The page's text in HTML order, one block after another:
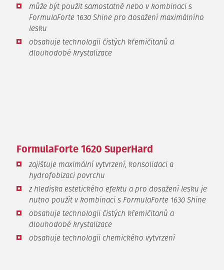
může být použit samostatně nebo v kombinaci s
FormulaForte 1630 Shine pro dosažení maximálního
lesku
obsahuje technologii čistých křemičitanů a
dlouhodobé krystalizace
FormulaForte 1620 SuperHard
zajišťuje maximální vytvrzení, konsolidaci a
hydrofobizaci povrchu
z hlediska estetického efektu a pro dosažení lesku je
nutno použít v kombinaci s FormulaForte 1630 Shine
obsahuje technologii čistých křemičitanů a
dlouhodobé krystalizace
obsahuje technologii chemického vytvrzení